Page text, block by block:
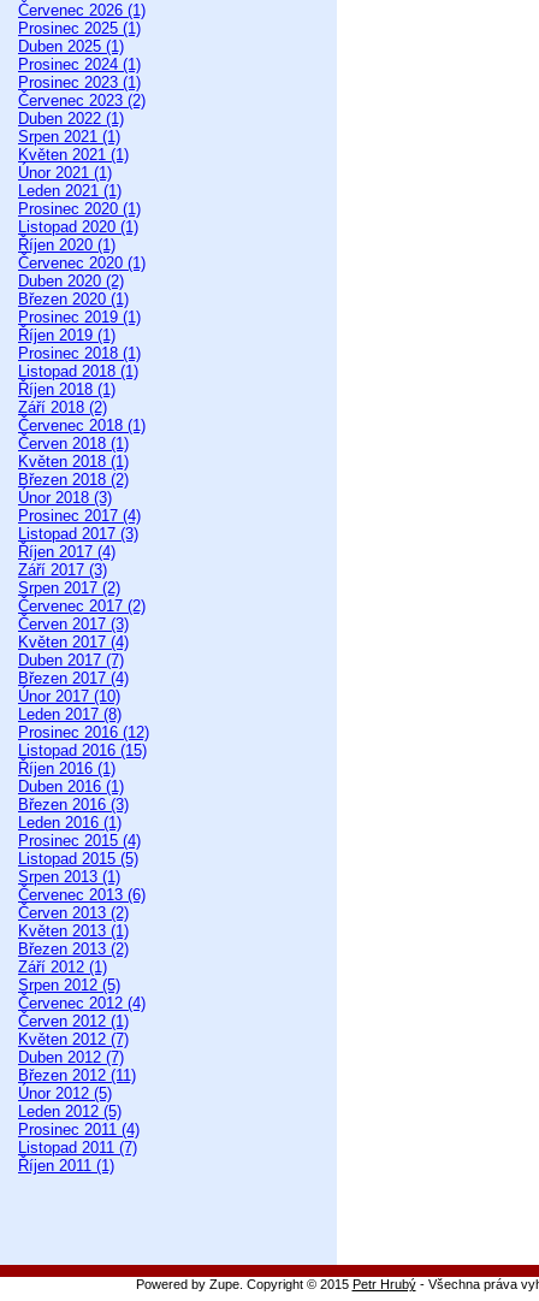
Červenec 2026 (1)
Prosinec 2025 (1)
Duben 2025 (1)
Prosinec 2024 (1)
Prosinec 2023 (1)
Červenec 2023 (2)
Duben 2022 (1)
Srpen 2021 (1)
Květen 2021 (1)
Únor 2021 (1)
Leden 2021 (1)
Prosinec 2020 (1)
Listopad 2020 (1)
Říjen 2020 (1)
Červenec 2020 (1)
Duben 2020 (2)
Březen 2020 (1)
Prosinec 2019 (1)
Říjen 2019 (1)
Prosinec 2018 (1)
Listopad 2018 (1)
Říjen 2018 (1)
Září 2018 (2)
Červenec 2018 (1)
Červen 2018 (1)
Květen 2018 (1)
Březen 2018 (2)
Únor 2018 (3)
Prosinec 2017 (4)
Listopad 2017 (3)
Říjen 2017 (4)
Září 2017 (3)
Srpen 2017 (2)
Červenec 2017 (2)
Červen 2017 (3)
Květen 2017 (4)
Duben 2017 (7)
Březen 2017 (4)
Únor 2017 (10)
Leden 2017 (8)
Prosinec 2016 (12)
Listopad 2016 (15)
Říjen 2016 (1)
Duben 2016 (1)
Březen 2016 (3)
Leden 2016 (1)
Prosinec 2015 (4)
Listopad 2015 (5)
Srpen 2013 (1)
Červenec 2013 (6)
Červen 2013 (2)
Květen 2013 (1)
Březen 2013 (2)
Září 2012 (1)
Srpen 2012 (5)
Červenec 2012 (4)
Červen 2012 (1)
Květen 2012 (7)
Duben 2012 (7)
Březen 2012 (11)
Únor 2012 (5)
Leden 2012 (5)
Prosinec 2011 (4)
Listopad 2011 (7)
Říjen 2011 (1)
Powered by Zupe. Copyright © 2015 Petr Hrubý- Všechna práva